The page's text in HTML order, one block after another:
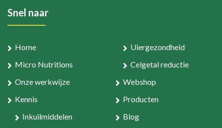
Snel naar
Home
Micro Nutritions
Onze werkwijze
Kennis
Inkuilmiddelen
Uiergezondheid
Celgetal reductie
Webshop
Producten
Blog